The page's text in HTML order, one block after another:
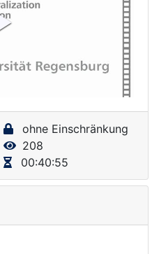
P
V
i
d
o
ohne Einschränkung
208
00:40:55